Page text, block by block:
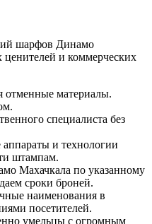
шарфов Динамо
и коммерческих
материалы.
специалиста без
и технологии
штампам.
Махачкала по указанному
сроки броней.
наименования в
посетителей.
умельцы с огромным